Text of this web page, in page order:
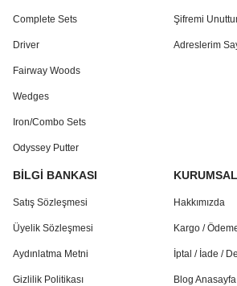
Complete Sets
Driver
Fairway Woods
Wedges
Iron/Combo Sets
Odyssey Putter
Şifremi
Adreslerim
BİLGİ BANKASI
Satış Sözleşmesi
Üyelik Sözleşmesi
Aydınlatma Metni
Gizlilik Politikası
KURUMSAL
Hakkımızda
Kargo /
İptal / İade /
Blog Anasayfa